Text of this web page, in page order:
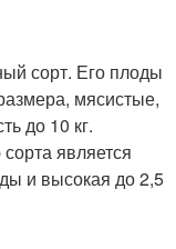
сорт. Его плоды
мясистые,
до 10 кг.
является
и высокая до 2,5